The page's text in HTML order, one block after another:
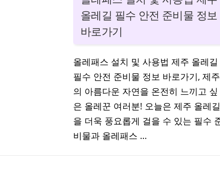
올레길 필수 안전 준비물 정보
바로가기
올레패스 설치 및 사용법 제주 올레길
필수 안전 준비물 정보 바로가기, 제주
의 아름다운 자연을 온전히 느끼고 싶
은 올레꾼 여러분! 오늘은 제주 올레길
을 더욱 풍요롭게 걸을 수 있는 필수
비물과 올레패스 …